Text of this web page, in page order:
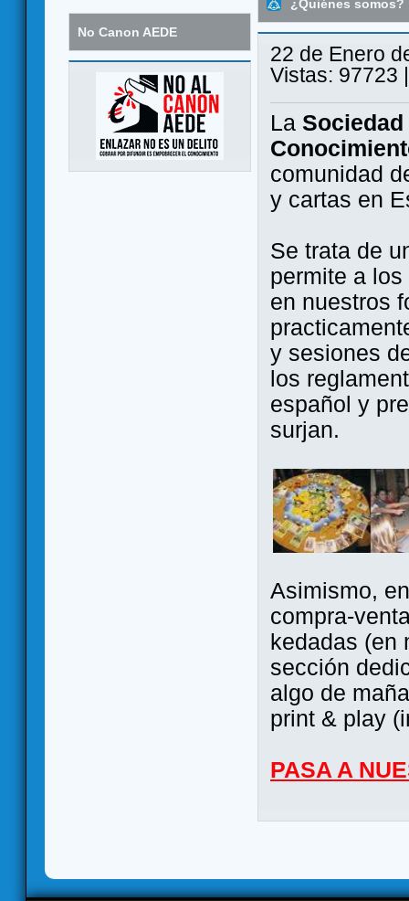
No Canon AEDE
¿Quiénes somos?
22 de Enero
Vistas: 97723
La
comunidad
y cartas en
Se trata de
permite a
en nuestros
y sesiones
los
español y
surjan.
Asimismo,
compra-
kedadas (en
sección
algo de
print & play
PASA A